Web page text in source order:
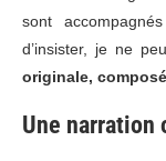
sont
d’insister, je ne
originale,
Une narration